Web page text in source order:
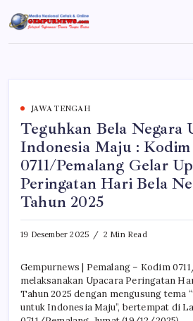
to
content
Gempur
News
Jelajah
Dunia
JAWA TENGAH
Teguhkan Bela Negara
Indonesia Maju : Kodim
0711/Pemalang Gelar
Peringatan Hari Bela
Tahun 2025
19 Desember 2025 2 Min Read
Gempurnews | Pemalang – Kodim
melaksanakan Upacara Peringatan
Tahun 2025 dengan mengusung tema
untuk Indonesia Maju”, bertempat di